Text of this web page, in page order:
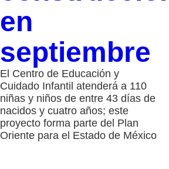
en
septiembre
El Centro de Educación y
Cuidado Infantil atenderá a 110
niñas y niños de entre 43 días de
nacidos y cuatro años; este
proyecto forma parte del Plan
Oriente para el Estado de México